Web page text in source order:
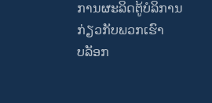
ການຜະລິດຕູ້ບໍລິການ
ກ່ຽວກັບພວກເຮົາ
ບລັອກ